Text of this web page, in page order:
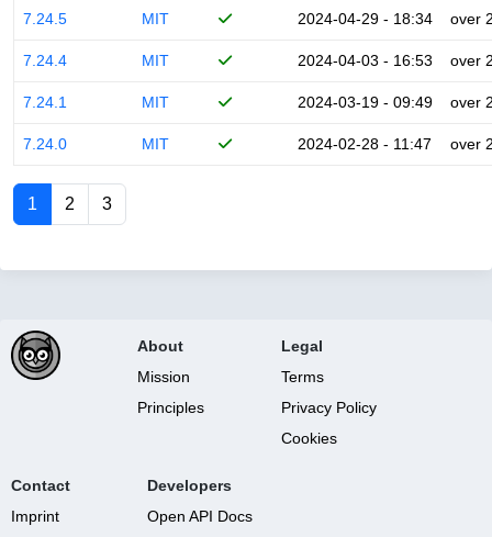
7.24.5 MIT 2024-04-29 - 18:34 over
7.24.4 MIT 2024-04-03 - 16:53 over
7.24.1 MIT 2024-03-19 - 09:49 over
7.24.0 MIT 2024-02-28 - 11:47 over
1 2 3
About
Mission
Principles
Legal
Terms
Privacy Policy
Cookies
Contact
Imprint
Developers
Open API Docs